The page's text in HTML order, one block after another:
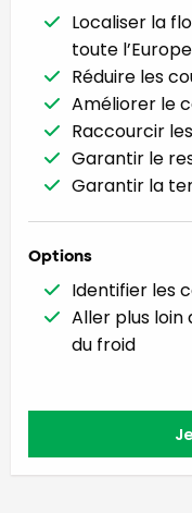
Localiser la
toute l’Europe
Réduire les
Améliorer le
Raccourcir
Garantir le
Garantir la
Options
Identifier les
Aller plus loin
du froid